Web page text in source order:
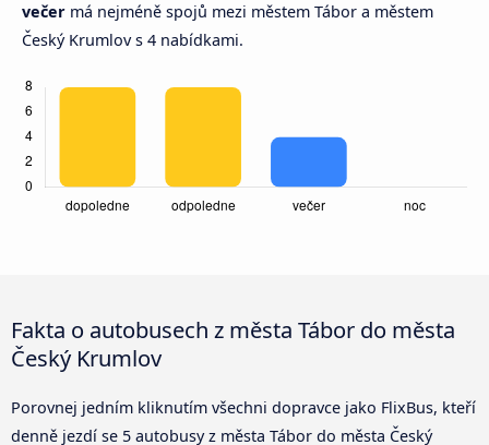
večer má nejméně spojů mezi městem Tábor a městem
Český Krumlov s 4 nabídkami.
Fakta o autobusech z města Tábor do města
Český Krumlov
Porovnej jedním kliknutím všechni dopravce jako FlixBus, kteří
denně jezdí se 5 autobusy z města Tábor do města Český